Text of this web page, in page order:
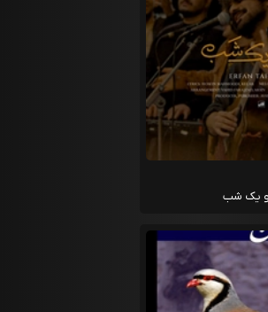
و یک شب